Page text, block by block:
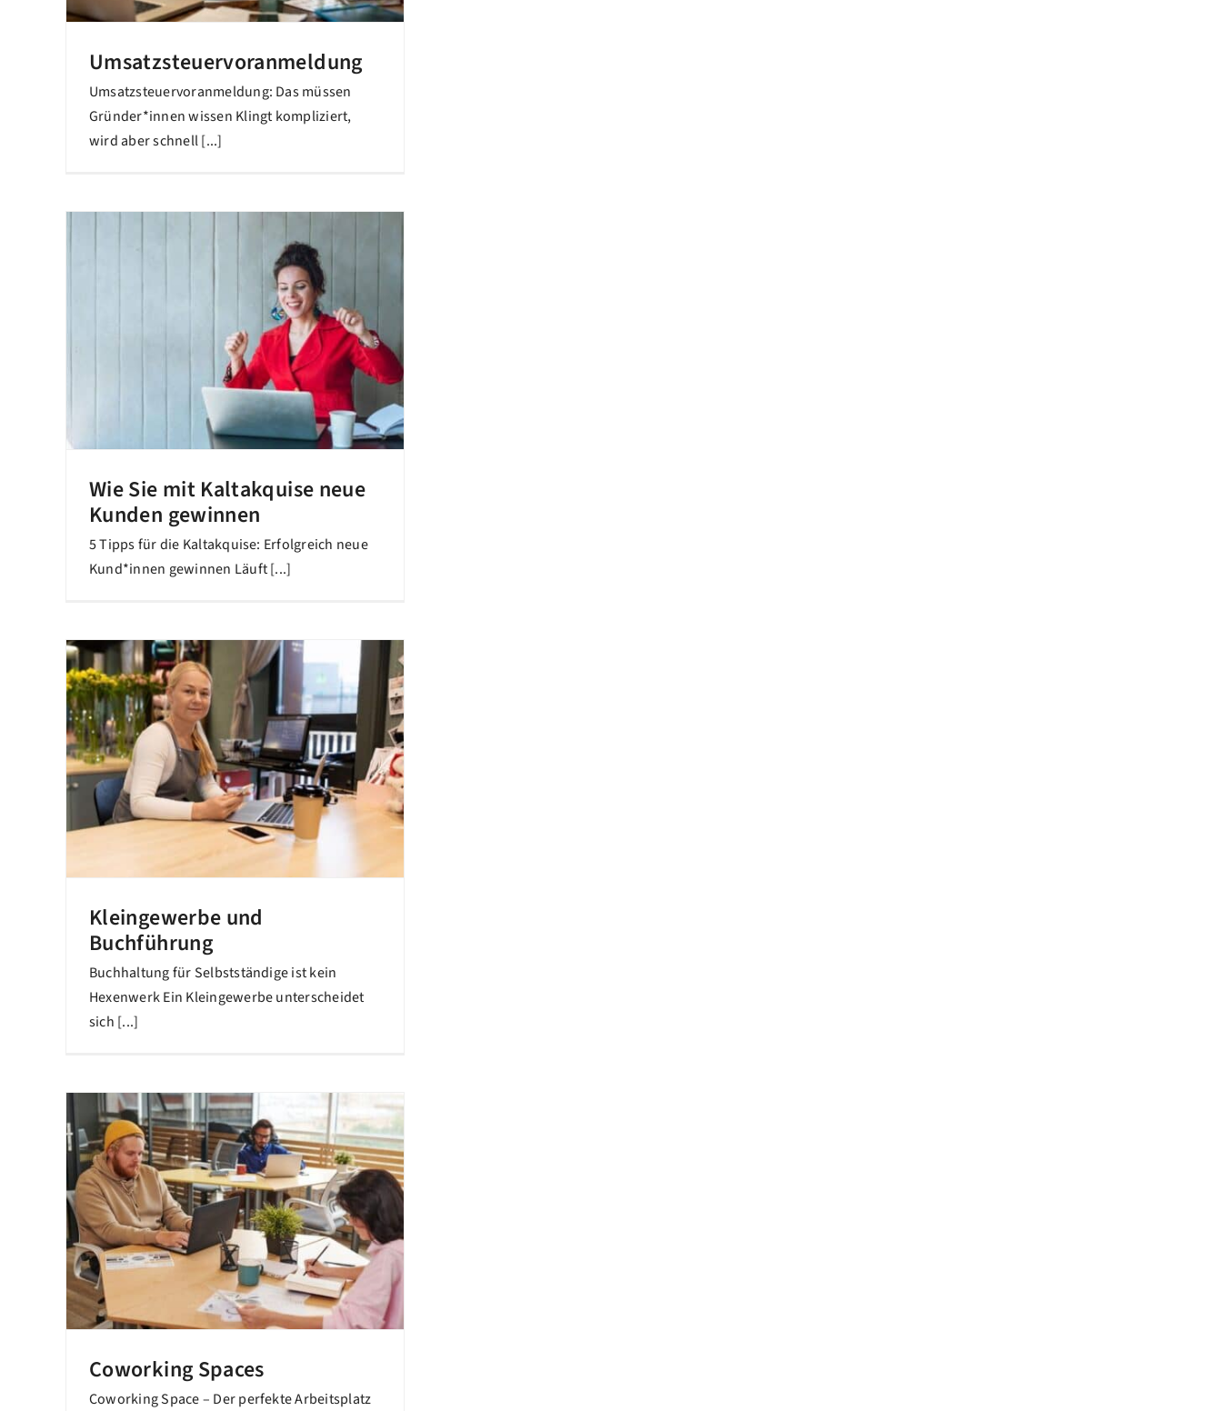
Umsatzsteuervoranmeldung
Umsatzsteuervoranmeldung: Das müssen
Gründer*innen wissen Klingt kompliziert,
wird aber schnell [...]
Wie Sie mit Kaltakquise neue
Kunden gewinnen
5 Tipps für die Kaltakquise: Erfolgreich neue
Kund*innen gewinnen Läuft [...]
Kleingewerbe und
Buchführung
Buchhaltung für Selbstständige ist kein
Hexenwerk Ein Kleingewerbe unterscheidet
sich [...]
Coworking Spaces
Coworking Space – Der perfekte Arbeitsplatz